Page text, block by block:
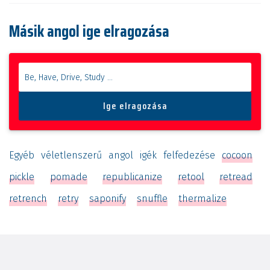
Másik angol ige elragozása
Egyéb véletlenszerű angol igék felfedezése cocoon
pickle
pomade republicanize retool
retread
retrench
retry saponify snuffle thermalize